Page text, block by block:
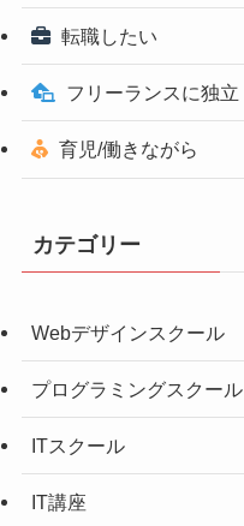
転職したい
フリーランスに独立
育児/働きながら
カテゴリー
Webデザインスクール
プログラミングスクール
ITスクール
IT講座